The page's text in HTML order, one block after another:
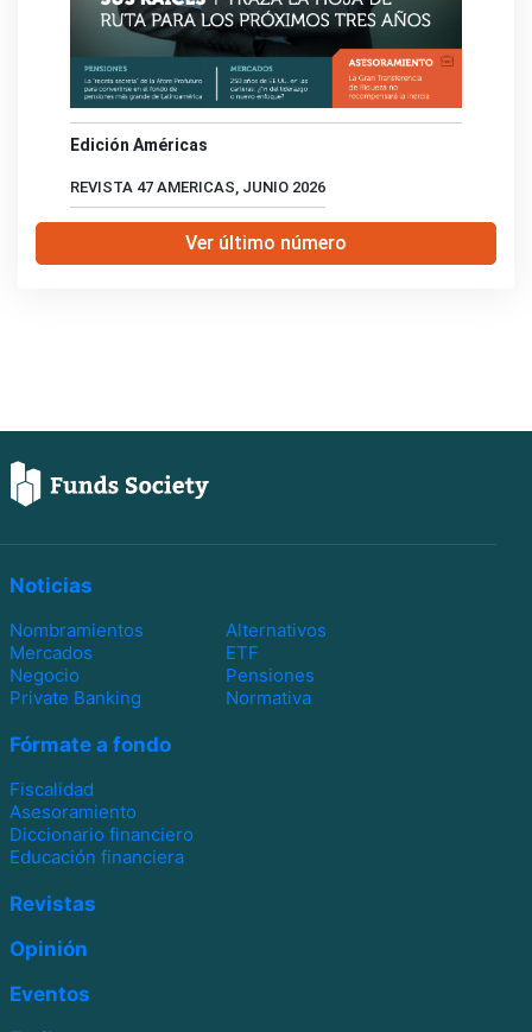
Edición Américas
REVISTA 47 AMERICAS, JUNIO 2026
Ver último número
Noticias
Nombramientos
Alternativos
Mercados
ETF
Negocio
Pensiones
Private Banking
Normativa
Fórmate a fondo
Fiscalidad
Asesoramiento
Diccionario financiero
Educación financiera
Revistas
Opinión
Eventos